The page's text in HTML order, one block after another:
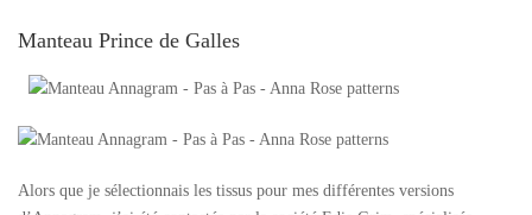
Manteau Prince de Galles
Alors que je sélectionnais les tissus pour mes différentes versions